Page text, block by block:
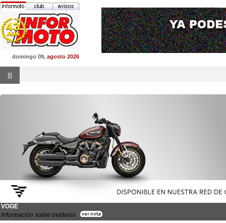
domingo 09, agosto 2026
VOGE
Información sobre modelos